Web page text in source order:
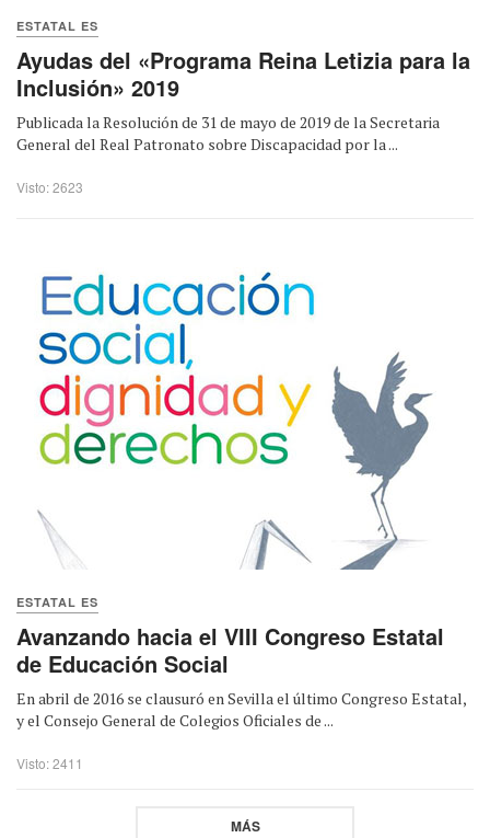
ESTATAL ES
Ayudas del «Programa Reina Letizia para la
Inclusión» 2019
Publicada la Resolución de 31 de mayo de 2019 de la Secretaria
General del Real Patronato sobre Discapacidad por la ...
Visto: 2623
ESTATAL ES
Avanzando hacia el VIII Congreso Estatal
de Educación Social
En abril de 2016 se clausuró en Sevilla el último Congreso Estatal,
y el Consejo General de Colegios Oficiales de ...
Visto: 2411
MÁS